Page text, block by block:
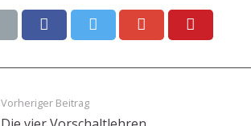
Vorheriger Beitrag